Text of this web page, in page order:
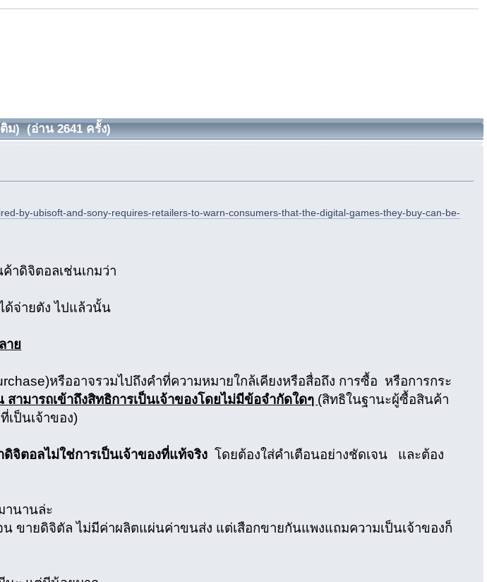
ม) (อ่าน 2641 ครั้ง)
by-ubisoft-and-sony-requires-retailers-to-warn-consumers-that-the-digital-games-they-buy-can-be-
าดิจิตอลเช่นเกมว่า
ด้จ่ายตัง ไปแล้วนั้น
าย
หรืออาจรวมไปถึงคำที่ความหมายใกล้เคียงหรือสื่อถึง การซื้อ หรือการกระ
ามารถเข้าถึงสิทธิการเป็นเจ้าของโดยไม่มีข้อจำกัดใดๆ (สิทธิในฐานะผู้ซื้อสินค้า
เป็นเจ้าของ)
จิตอลไม่ใช่การเป็นเจ้าของที่แท้จริง โดยต้องใส่คำเตือนอย่างชัดเจน และต้อง
านานล่ะ
ายดิจิตัล ไม่มีค่าผลิตแผ่นค่าขนส่ง แต่เสือกขายกันแพงแถมความเป็นเจ้าของก็